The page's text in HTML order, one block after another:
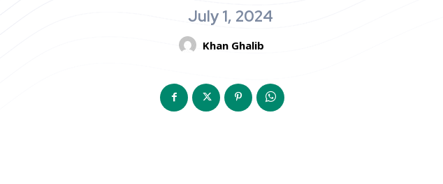
July 1, 2024
Khan Ghalib